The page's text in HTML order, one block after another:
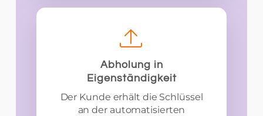
Abholung in
Eigenständigkeit
Der Kunde erhält die Schlüssel
an der automatisierten